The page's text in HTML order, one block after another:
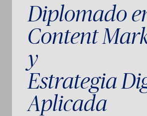
Diplomado
Content
y
Estrategia
Aplicada